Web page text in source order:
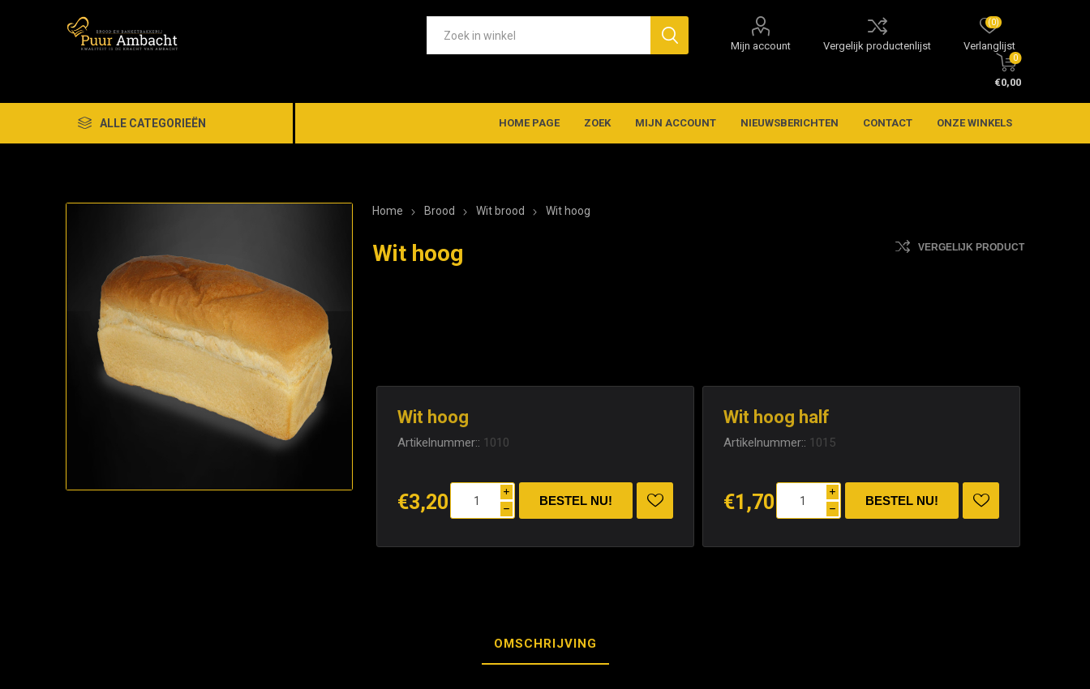
Mijn account Vergelijk productenlijst Verlanglijst
(0)
0
€0,00
ALLE CATEGORIEËN HOME PAGE ZOEK MIJN ACCOUNT NIEUWSBERICHTEN CONTACT ONZE WINKELS
Home Brood Wit brood Wit hoog
Wit hoog VERGELIJK PRODUCT
Wit hoog
Artikelnummer:: 1010
€3,20 i
h
Wit hoog half
Artikelnummer:: 1015
€1,70 i
h
OMSCHRIJVING